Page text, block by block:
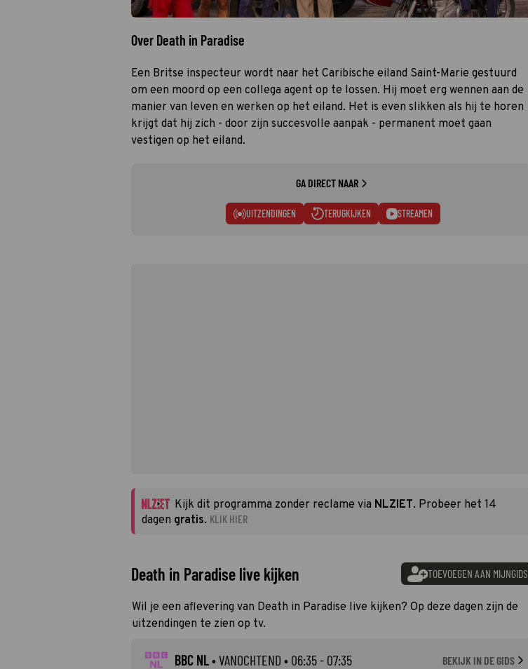
Over Death in Paradise
Een Britse inspecteur wordt naar het Caribische eiland Saint-Marie gestuurd
om een moord op een collega agent op te lossen. Hij moet erg wennen aan de
manier van leven en werken op het eiland. Het is even slikken als hij te horen
krijgt dat hij zich - door zijn succesvolle aanpak - permanent moet gaan
vestigen op het eiland.
GA DIRECT NAAR
UITZENDINGEN TERUGKIJKEN STREAMEN
Kijk dit programma zonder reclame via NLZIET. Probeer het 14
dagen gratis. KLIK HIER
Death in Paradise live kijken TOEVOEGEN AAN MIJNGIDS
Wil je een aflevering van Death in Paradise live kijken? Op deze dagen zijn de
uitzendingen te zien op tv.
BBC NL•VANOCHTEND • 06:35 - 07:35 BEKIJK IN DE GIDS